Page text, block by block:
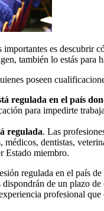
es descubrir
también lo estás para
poseen
regulada en el país
para impedirte
regulada. Las
médicos, dentistas,
Estado miembro.
regulada en el país
dispondrán de un plazo
profesional